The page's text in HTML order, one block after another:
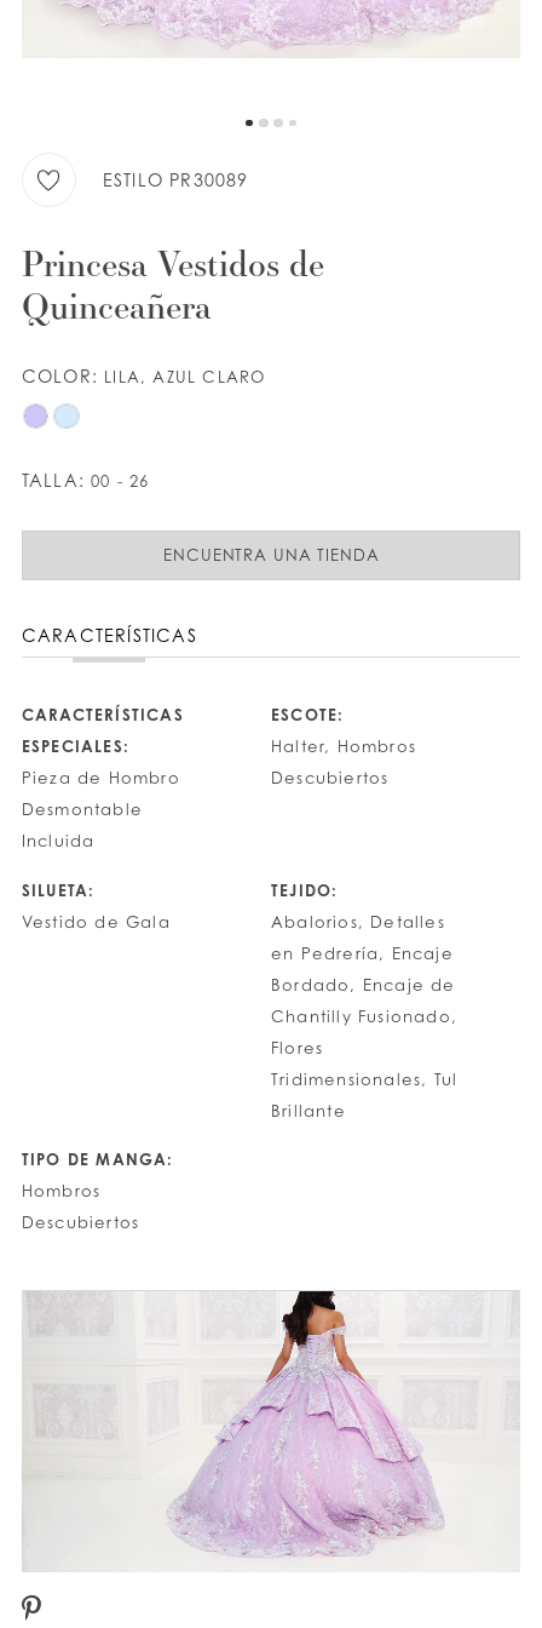
ESTILO PR30089
Princesa Vestidos de
Quinceañera
COLOR: LILA, AZUL CLARO
TALLA: 00 - 26
ENCUENTRA UNA TIENDA
CARACTERÍSTICAS
CARACTERÍSTICAS
ESPECIALES:
Pieza de Hombro
Desmontable
Incluida
ESCOTE:
Halter, Hombros
Descubiertos
SILUETA:
Vestido de Gala
TEJIDO:
Abalorios, Detalles
en Pedrería, Encaje
Bordado, Encaje de
Chantilly Fusionado,
Flores
Tridimensionales, Tul
Brillante
TIPO DE MANGA:
Hombros
Descubiertos